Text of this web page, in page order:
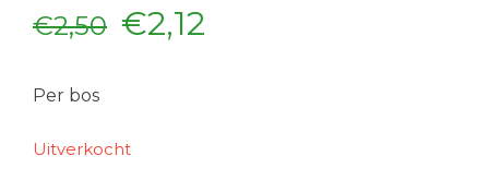
€2,50 Oorspronkelijke
€2,12
Per bos
Uitverkocht